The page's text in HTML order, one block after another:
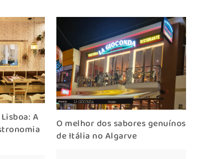
A
O melhor dos sabores genuínos
de Itália no Algarve